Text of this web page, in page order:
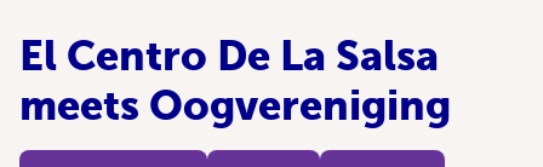
El Centro De La Salsa
meets Oogvereniging